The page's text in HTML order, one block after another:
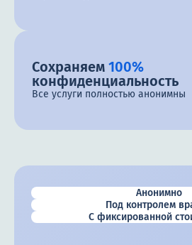
Сохраняем 100%
конфиденциальность
Все услуги полностью анонимны
Анонимно
Под контролем
С фиксированной